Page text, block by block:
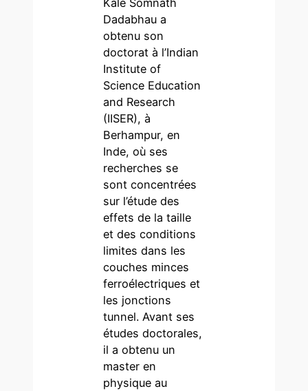
Dadabhau a
obtenu son
doctorat à l’Indian
Institute of
Science Education
and Research
(IISER), à
Berhampur, en
Inde, où ses
recherches se
sont concentrées
sur l’étude des
effets de la taille
et des conditions
limites dans les
couches minces
ferroélectriques et
les jonctions
tunnel. Avant ses
études doctorales,
il a obtenu un
master en
physique au